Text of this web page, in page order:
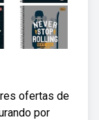
ofertas de
por